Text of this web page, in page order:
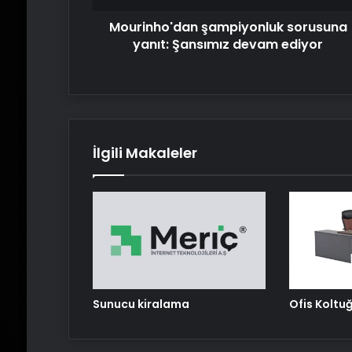
Mourinho'dan şampiyonluk sorusuna
yanıt: Şansımız devam ediyor
İlgili Makaleler
Sunucu kiralama Ofis